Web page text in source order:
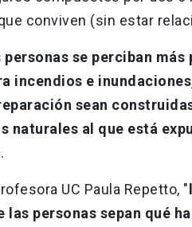
conviven (sin estar
personas se perciban
incendios e
sean
naturales al que está
UC Paula Repetto, "
las personas sepan qué